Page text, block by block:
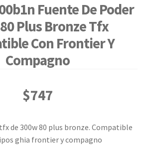
Fuente De Poder
Plus Bronze Tfx
Con Frontier Y
Compagno
$747
de 300w 80 plus bronze. Compatible
ghia frontier y compagno